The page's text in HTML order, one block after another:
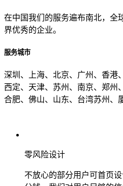
在中国我们的服务遍布南北，全
界优秀的企业。
服务城市
深圳、上海、北京、广州、香港
西定、天津、苏州、南京、郑州
合肥、佛山、山东、台湾苏州、
零风险设计
不放心的部分用户可首页